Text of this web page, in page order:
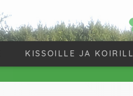
KISSOILLE JA